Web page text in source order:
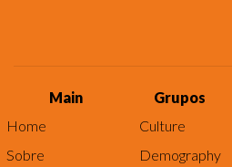
Main
Home
Sobre
Grupos
Culture
Demography